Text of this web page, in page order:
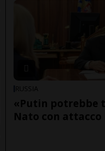
RUSSIA
«Putin potrebbe
Nato con